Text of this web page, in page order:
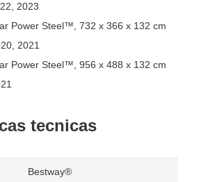
2023
Power Steel™, 732 x 366 x 132 cm
2021
Power Steel™, 956 x 488 x 132 cm
tecnicas
Bestway®